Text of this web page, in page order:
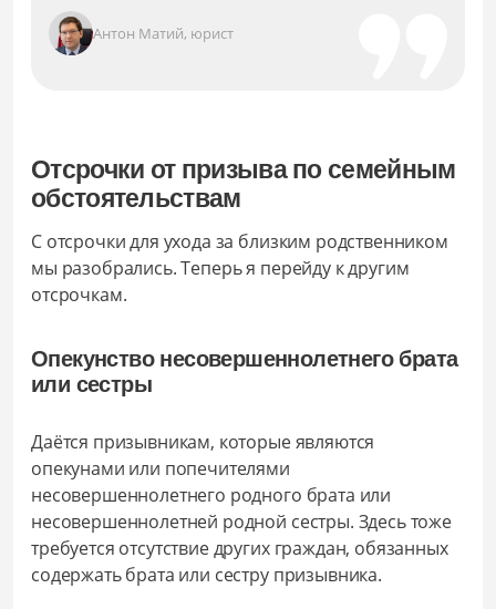
Антон Матий, юрист
Отсрочки от призыва по семейным
обстоятельствам
С отсрочки для ухода за близким родственником
мы разобрались. Теперь я перейду к другим
отсрочкам.
Опекунство несовершеннолетнего брата
или сестры
Даётся призывникам, которые являются
опекунами или попечителями
несовершеннолетнего родного брата или
несовершеннолетней родной сестры. Здесь тоже
требуется отсутствие других граждан, обязанных
содержать брата или сестру призывника.